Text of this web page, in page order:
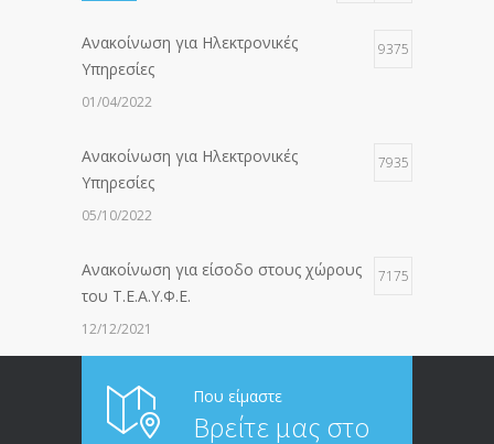
Ανακοίνωση για Ηλεκτρονικές
Υπηρεσίες
9375
01/04/2022
Ανακοίνωση για Ηλεκτρονικές
Υπηρεσίες
7935
05/10/2022
Ανακοίνωση για είσοδο στους χώρους
του Τ.Ε.Α.Υ.Φ.Ε.
7175
12/12/2021
ΑΝΑΚΟΙΝΩΣΗ ΠΡΟΣ ΣΥΝΤΑΞΙΟΥΧΟΥΣ
20/12/2019
Που είμαστε
Βρείτε μας στο